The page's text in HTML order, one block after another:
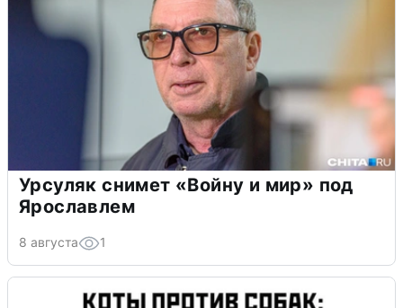
Урсуляк снимет «Войну и мир» под
Ярославлем
8 августа 1